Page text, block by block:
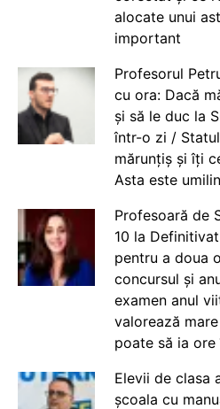
alocate unui
important
Profesorul
cu ora: Dacă
și să le duc la
într-o zi /
mărunțiș și îți
Asta este
Profesoară de
10 la
pentru a doua
concursul și
examen anul
valorează
poate să ia ore
Elevii de clasa
școala cu